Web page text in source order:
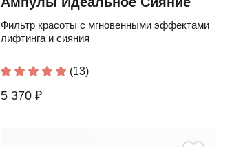
Фильтр красоты с мгновенными эффектами
лифтинга и сияния
(13)
5 370 ₽